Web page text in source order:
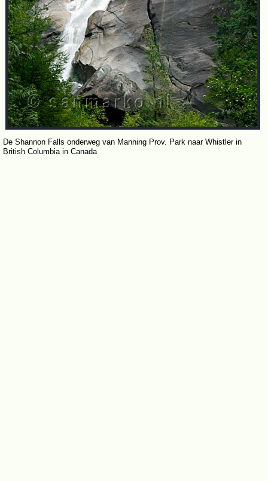
De Shannon Falls onderweg van Manning Prov. Park naar Whistler in
British Columbia in Canada